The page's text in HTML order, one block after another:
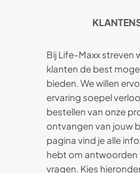
Bij Life-Maxx streven
klanten de best
bieden. We willen
ervaring soepel
bestellen van onze
ontvangen van jouw
pagina vind je alle
hebt om antwoorden
vragen. Kies